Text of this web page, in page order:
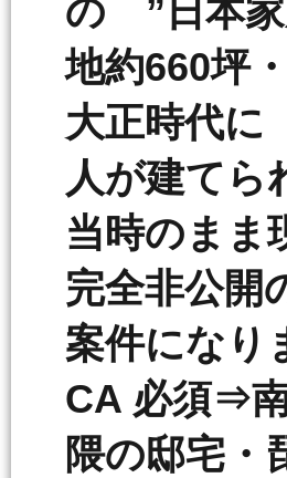
の ”日本
地約660坪
大正時代
人が建てら
当時のまま
完全非公開
案件になり
CA 必須⇒
隈の邸宅・